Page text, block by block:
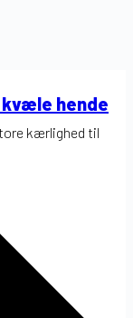
hende
kærlighed til